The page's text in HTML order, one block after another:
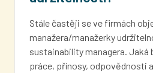
Stále častěji se ve firmách
manažera/manažerky
sustainability managera. Jaká
práce, přínosy, odpovědnosti